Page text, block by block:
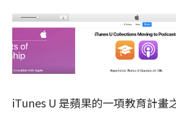
iTunes U 是蘋果的一項教育計畫